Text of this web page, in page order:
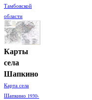
Тамбовской
области
Карты
села
Шапкино
Карта села
Шапкино 1930-